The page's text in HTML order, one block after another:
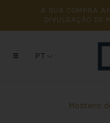
A SUA COMPRA
DIVULGAÇÃO DE
PT
Mosteiro